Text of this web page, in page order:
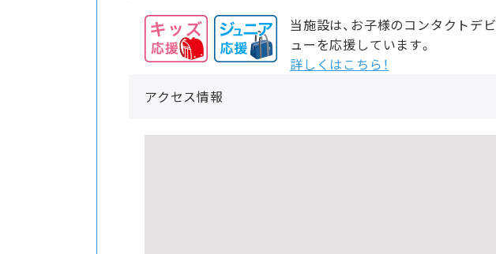
当施設は、お子様のコンタクトデビ
ューを応援しています。
詳しくはこちら！
アクセス情報